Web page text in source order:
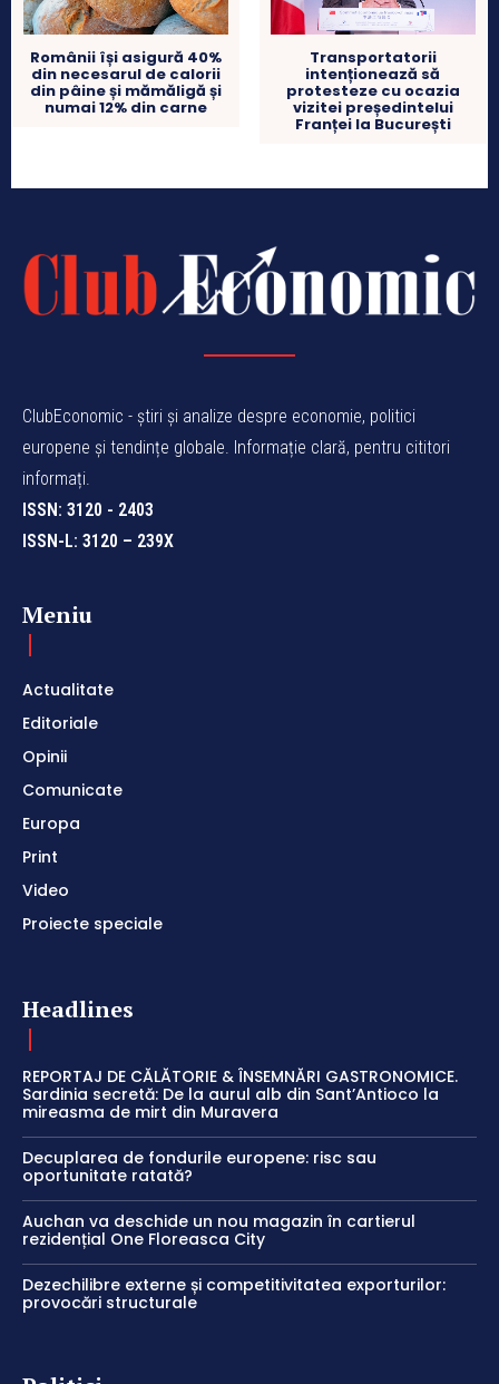
Românii își asigură 40%
din necesarul de calorii
din pâine și mămăligă și
numai 12% din carne
Transportatorii
intenționează să
protesteze cu ocazia
vizitei președintelui
Franței la București
ClubEconomic - știri și analize despre economie, politici
europene și tendințe globale. Informație clară, pentru cititori
informați.
ISSN: 3120 - 2403
ISSN-L: 3120 – 239X
Meniu
Actualitate
Editoriale
Opinii
Comunicate
Europa
Print
Video
Proiecte speciale
Headlines
REPORTAJ DE CĂLĂTORIE & ÎNSEMNĂRI GASTRONOMICE.
Sardinia secretă: De la aurul alb din Sant’Antioco la
mireasma de mirt din Muravera
Decuplarea de fondurile europene: risc sau
oportunitate ratată?
Auchan va deschide un nou magazin în cartierul
rezidențial One Floreasca City
Dezechilibre externe și competitivitatea exporturilor:
provocări structurale